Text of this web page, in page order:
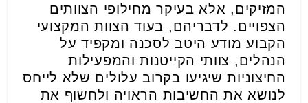
המזיקים, אלא בעיקר מחילופי הצוותים
הצפויים. לדבריהם, בעוד הצוות המקצועי
הקבוע מודע היטב לסכנה ומקפיד על
הנהלים, צוותי הקייטנות והמפעילות
החיצוניות שיגיעו בקרוב עלולים שלא לייחס
לנושא את החשיבות הראויה ולחשוף את